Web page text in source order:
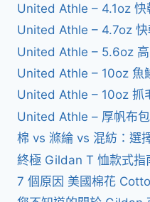
United Athle – 4.1oz 快
United Athle – 4.7oz 快
United Athle – 5.6oz
United Athle – 10oz 魚
United Athle – 10oz 抓
United Athle – 厚帆布包
棉 vs 滌綸 vs 混紡：選
終極 Gildan T 恤款式指
7 個原因 美國棉花